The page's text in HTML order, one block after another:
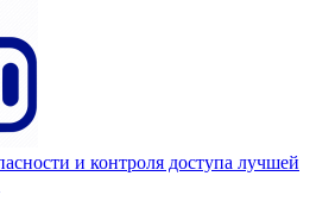
и контроля доступа лучшей